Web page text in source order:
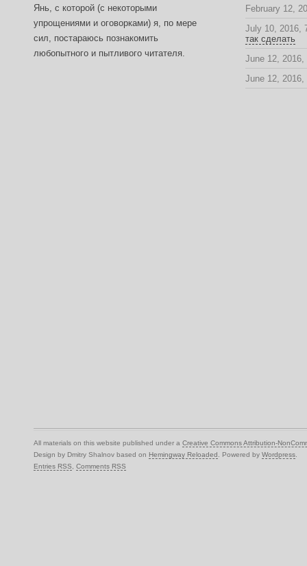
Янь, с которой (с некоторыми
упрощениями и оговорками) я, по мере
сил, постараюсь познакомить
любопытного и пытливого читателя.
February 12,
July 10, 2016,
так сделать
June 12,
June 12,
All materials on this website published under a Creative Commons Attribution-
Design by Dmitry Shalnov based on Hemingway Reloaded . Powered by Wordpress
Entries RSS
Comments RSS